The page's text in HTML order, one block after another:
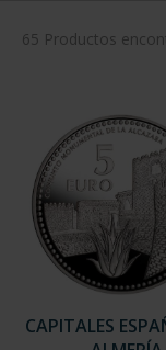
65 Productos
CAPITALES